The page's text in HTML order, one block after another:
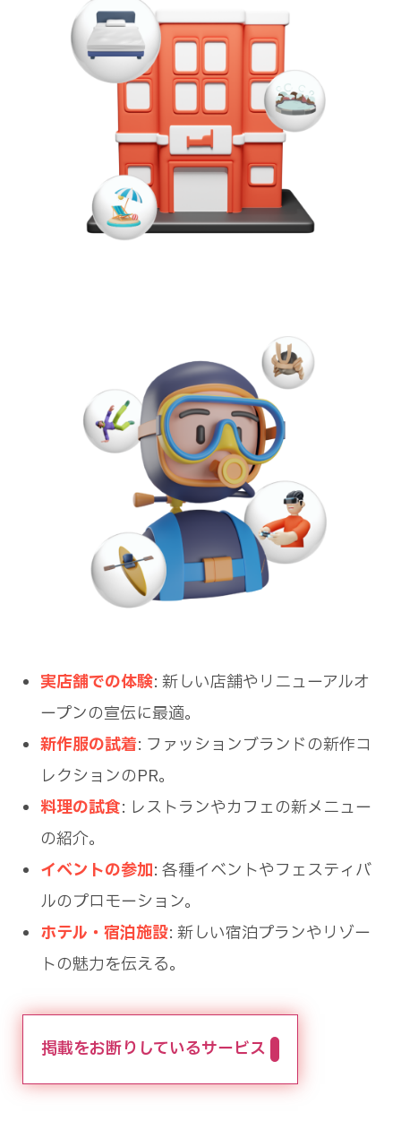
実店舗での体験: 新しい店舗やリニューアルオ
ープンの宣伝に最適。
新作服の試着: ファッションブランドの新作コ
レクションのPR。
料理の試食: レストランやカフェの新メニュー
の紹介。
イベントの参加: 各種イベントやフェスティバ
ルのプロモーション。
ホテル・宿泊施設: 新しい宿泊プランやリゾー
トの魅力を伝える。
掲載をお断りしているサービス